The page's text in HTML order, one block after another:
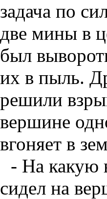
задача по
две мины в
был
их в пыль.
решили
вершине
вгоняет в
- На какую
сидел на